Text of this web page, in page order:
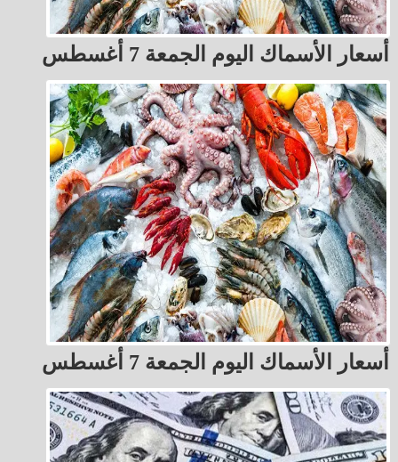
أسعار الأسماك اليوم الجمعة 7 أغسطس
أسعار الأسماك اليوم الجمعة 7 أغسطس